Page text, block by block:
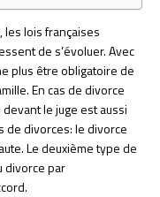
lois françaises
de s’évoluer. Avec
plus être obligatoire de
En cas de divorce
le juge est aussi
de divorces: le divorce
Le deuxième type de
divorce par